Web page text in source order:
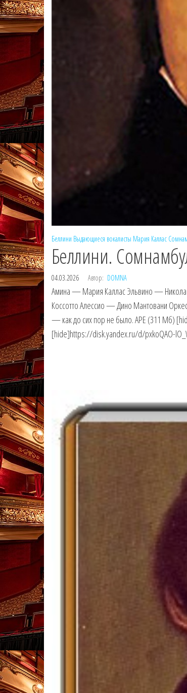
Беллини Выдающиеся вокалисты Мария Каллас
Беллини.
04.03.2026 Автор: DOMNA
Амина — Мария Каллас Эльвино —
Коссотто Алессио — Дино Мантовани
— как до сих пор не было. APE (311 Мб)
[hide]https://disk.yandex.ru/d/pxkoQAO-